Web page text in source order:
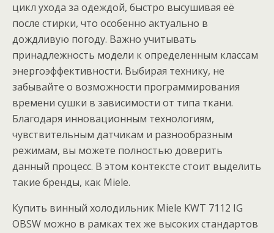
цикл ухода за одеждой, быстро высушивая её
после стирки, что особенно актуально в
дождливую погоду. Важно учитывать
принадлежность модели к определенным классам
энергоэффективности. Выбирая технику, не
забывайте о возможности программирования
времени сушки в зависимости от типа ткани.
Благодаря инновационным технологиям,
чувствительным датчикам и разнообразным
режимам, вы можете полностью доверить
данный процесс. В этом контексте стоит выделить
такие бренды, как Miele.
Купить винный холодильник Miele KWT 7112 IG
OBSW можно в рамках тех же высоких стандартов